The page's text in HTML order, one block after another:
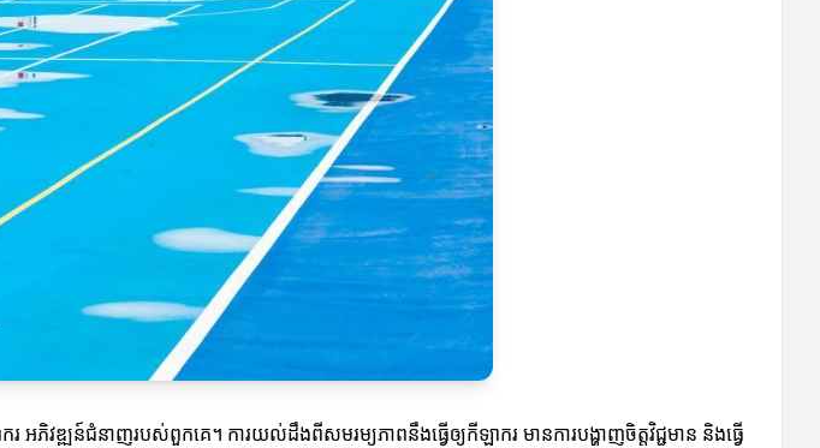
ភិវឌ្ឍន៍ជំនាញរបស់ពួកគេ។ ការយល់ដឹងពីសមរម្យភាពនឹងធ្វើឲ្យកីឡាករ មានការបង្ហាញចិត្តវិជ្ជមាន និងធ្វើ